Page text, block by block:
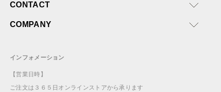
CONTACT
COMPANY
インフォメーション
【営業日時】
ご注文は３６５日オンラインストアから承ります